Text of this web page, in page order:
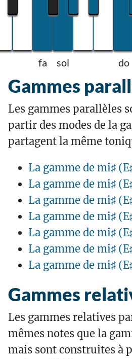
fa sol do
Gammes
Les gammes parallèles
partir des modes de la
partagent la même
La gamme de mi♯
La gamme de mi♯
La gamme de mi♯
La gamme de mi♯
La gamme de mi♯
La gamme de mi♯
La gamme de mi♯
Gammes
Les gammes relatives
mêmes notes que la
mais sont construites à